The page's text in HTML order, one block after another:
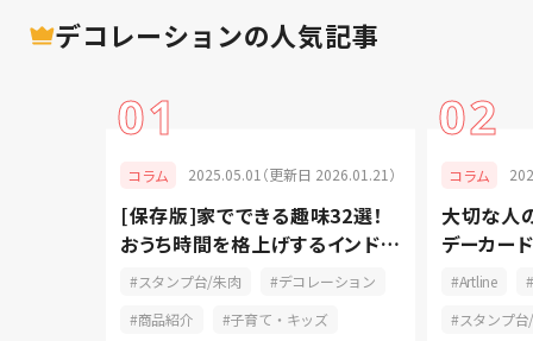
デコレーションの人気記事
01
コラム 2025.05.01（更新日 2026.01.21）
[保存版]家でできる趣味32選！
おうち時間を格上げするインドア
派スタンプ台/朱肉
デコレーション
商品紹介
子育て・キッズ
02
コラム
大切な人
デーカー
に！Artline
スタンプ